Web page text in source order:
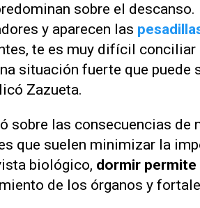
sobre el descanso.
y aparecen las
te es muy difícil conciliar
situación fuerte que puede
Zazueta.
sobre las consecuencias de
que suelen minimizar la
biológico, dormir
de los órganos y